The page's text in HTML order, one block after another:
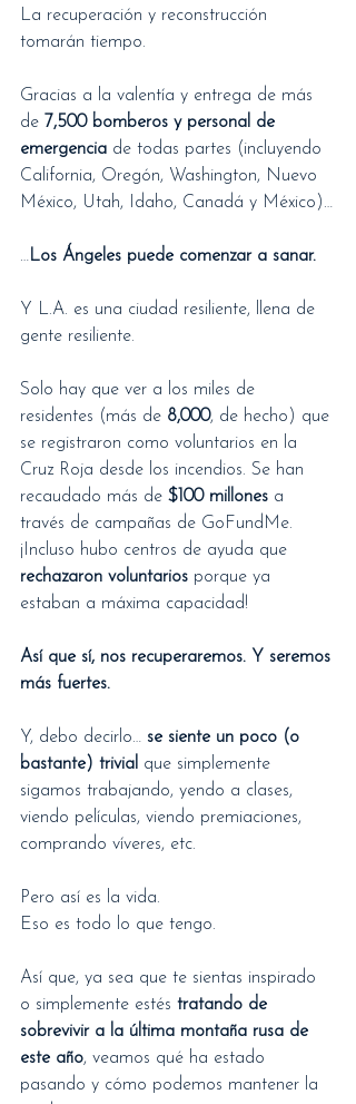
La recuperación y reconstrucción
tomarán tiempo.
Gracias a la valentía y entrega de más
de 7,500 bomberos y personal de
emergencia de todas partes (incluyendo
California, Oregón, Washington, Nuevo
México, Utah, Idaho, Canadá y México)…
…Los Ángeles puede comenzar a sanar.
Y L.A. es una ciudad resiliente, llena de
gente resiliente.
Solo hay que ver a los miles de
residentes (más de 8,000, de hecho) que
se registraron como voluntarios en la
Cruz Roja desde los incendios. Se han
recaudado más de $100 millones a
través de campañas de GoFundMe.
¡Incluso hubo centros de ayuda que
rechazaron voluntarios porque ya
estaban a máxima capacidad!
Así que sí, nos recuperaremos. Y seremos
más fuertes.
Y, debo decirlo… se siente un poco (o
bastante) trivial que simplemente
sigamos trabajando, yendo a clases,
viendo películas, viendo premiaciones,
comprando víveres, etc.
Pero así es la vida.
Eso es todo lo que tengo.
Así que, ya sea que te sientas inspirado
o simplemente estés tratando de
sobrevivir a la última montaña rusa de
este año, veamos qué ha estado
pasando y cómo podemos mantener la